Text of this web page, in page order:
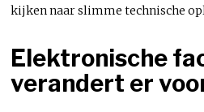
kijken naar slimme technische
Elektronische
verandert er